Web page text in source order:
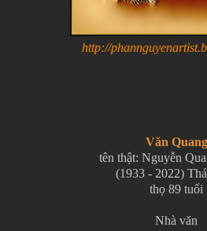
http://
Văn Quang
tên thật: Nguyễn
(1933 - 2022)
thọ 89 tuổi
Nhà văn